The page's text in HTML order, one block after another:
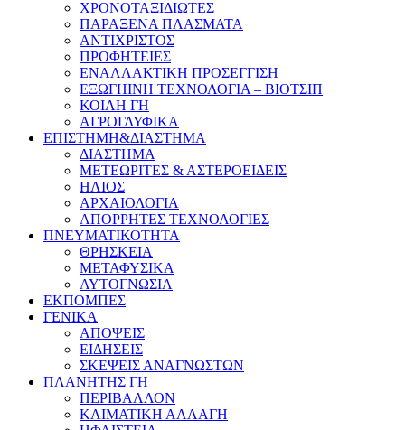
ΧΡΟΝΟΤΑΞΙΔΙΩΤΕΣ
ΠΑΡΑΞΕΝΑ ΠΛΑΣΜΑΤΑ
ΑΝΤΙΧΡΙΣΤΟΣ
ΠΡΟΦΗΤΕΙΕΣ
ΕΝΑΛΛΑΚΤΙΚΗ ΠΡΟΣΕΓΓΙΣΗ
ΕΞΩΓΗΙΝΗ ΤΕΧΝΟΛΟΓΙΑ – ΒΙΟΤΣΙΠ
ΚΟΙΛΗ ΓΗ
ΑΓΡΟΓΛΥΦΙΚΑ
ΕΠΙΣΤΗΜΗ&ΔΙΑΣΤΗΜΑ
ΔΙΑΣΤΗΜΑ
ΜΕΤΕΩΡΙΤΕΣ & ΑΣΤΕΡΟΕΙΔΕΙΣ
ΗΛΙΟΣ
ΑΡΧΑΙΟΛΟΓΙΑ
ΑΠΟΡΡΗΤΕΣ ΤΕΧΝΟΛΟΓΙΕΣ
ΠΝΕΥΜΑΤΙΚΟΤΗΤΑ
ΘΡΗΣΚΕΙΑ
ΜΕΤΑΦΥΣΙΚΑ
ΑΥΤΟΓΝΩΣΙΑ
ΕΚΠΟΜΠΕΣ
ΓΕΝΙΚΑ
ΑΠΟΨΕΙΣ
ΕΙΔΗΣΕΙΣ
ΣΚΕΨΕΙΣ ΑΝΑΓΝΩΣΤΩΝ
ΠΛΑΝΗΤΗΣ ΓΗ
ΠΕΡΙΒΑΛΛΟΝ
ΚΛΙΜΑΤΙΚΗ ΑΛΛΑΓΗ